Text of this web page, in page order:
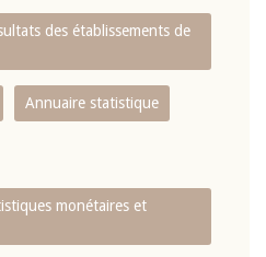
des établissements de
Annuaire statistique
monétaires et